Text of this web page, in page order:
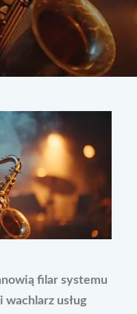
filar systemu
usług